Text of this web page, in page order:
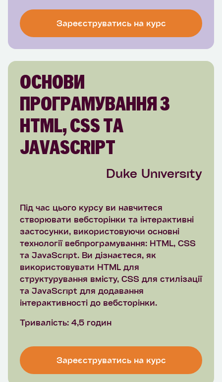
Зареєструватись на курс
ОСНОВИ
ПРОГРАМУВАННЯ З
HTML, CSS ТА
JAVASCRIPT
Duke University
Під час цього курсу ви навчитеся
створювати вебсторінки та інтерактивні
застосунки, використовуючи основні
технології вебпрограмування: HTML, CSS
та JavaScript. Ви дізнаєтеся, як
використовувати HTML для
структурування вмісту, CSS для стилізації
та JavaScript для додавання
інтерактивності до вебсторінки.
Тривалість: 4,5 годин
Зареєструватись на курс